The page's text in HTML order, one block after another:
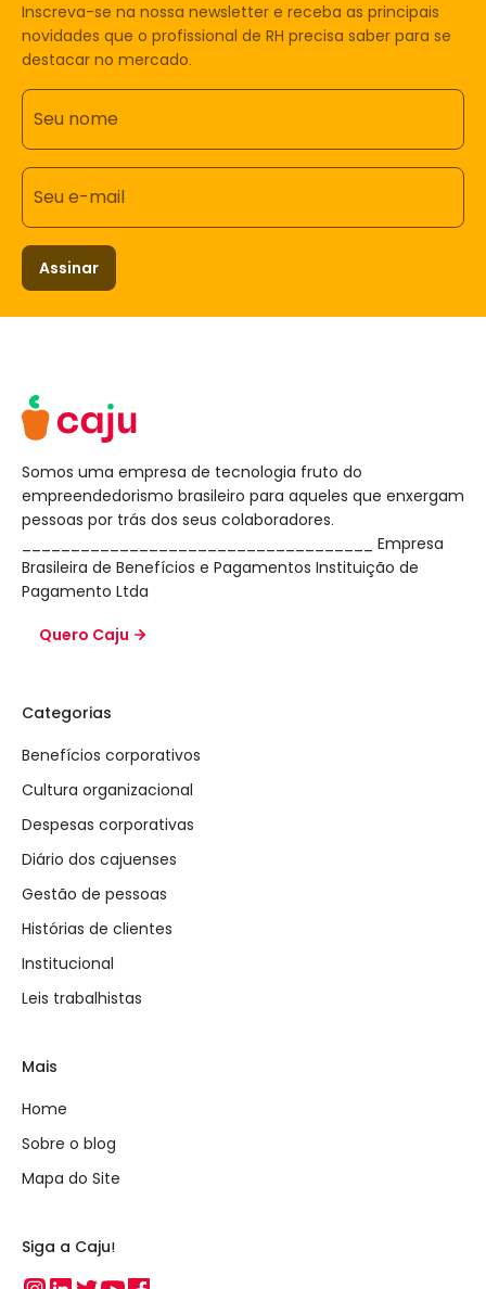
Inscreva-se na nossa newsletter e receba as principais
novidades que o profissional de RH precisa saber para se
destacar no mercado.
Seu nome
Seu e-mail
Assinar
Somos uma empresa de tecnologia fruto do
empreendedorismo brasileiro para aqueles que enxergam
pessoas por trás dos seus colaboradores.
____________________________________ Empresa
Brasileira de Benefícios e Pagamentos Instituição de
Pagamento Ltda
Quero Caju
Categorias
Benefícios corporativos
Cultura organizacional
Despesas corporativas
Diário dos cajuenses
Gestão de pessoas
Histórias de clientes
Institucional
Leis trabalhistas
Mais
Home
Sobre o blog
Mapa do Site
Siga a Caju!